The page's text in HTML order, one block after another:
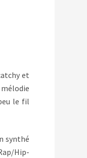
et
le fil
synthé
Hip-